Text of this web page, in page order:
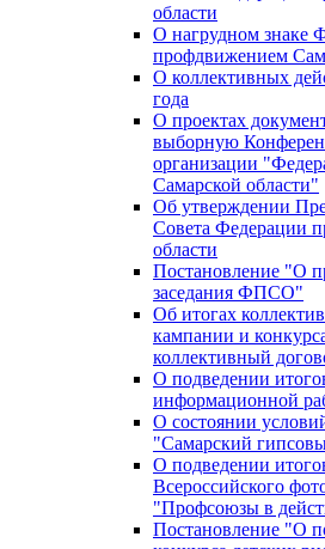
области
О нагрудном знаке
профдвижением
О коллективных
года
О проектах
выборную
организации
Самарской области"
Об утверждении
Совета Федерации
области
Постановление "О
заседания ФПСО"
Об итогах
кампании и
коллективный
О подведении
информационной
О состоянии
"Самарский
О подведении
Всероссийского
"Профсоюзы в
Постановление "О